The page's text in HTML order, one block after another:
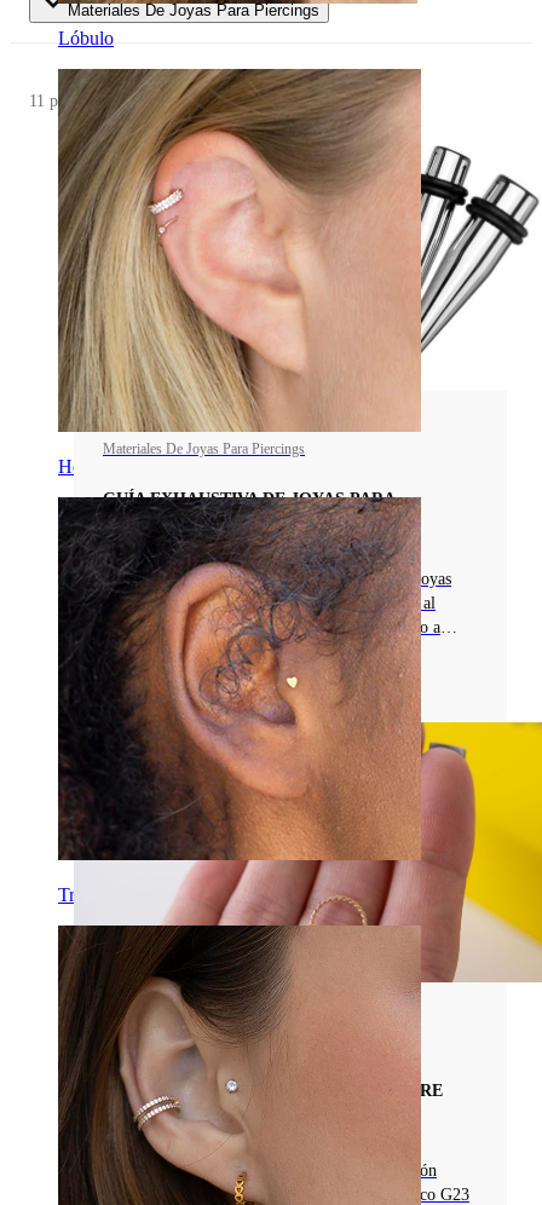
Lóbulo
Helix
Tragus
Materiales De Joyas Para Piercings
11 posts
Materiales De Joyas Para Piercings
GUÍA EXHAUSTIVA DE JOYAS PARA
PIERCINGS DE ACERO QUIRÚRGICO
Descubre las ventajas del acero quirúrgico en joyas
para piercings: asequible, brillante y resistente al
óxido. Perfecto para labrets, aros y barras, pero a
evitar si se sufre alergia al níquel.
Leer más
Materiales De Joyas Para Piercings
TODO LO QUE NECESITAS SABER SOBRE
LOS PIERCINGS DE ORO CIRCÓN
Descubre los piercings de oro circón: una opción
duradera y sin níquel hecha de titanio quirúrgico G23